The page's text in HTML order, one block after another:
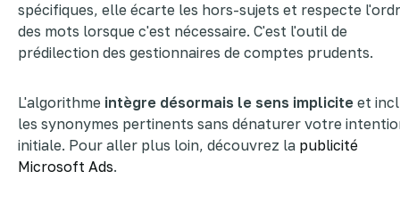
spécifiques, elle écarte les hors-sujets et respecte
des mots lorsque c'est nécessaire. C'est l'outil de
prédilection des gestionnaires de comptes prudents.
L'algorithme intègre désormais le sens implicite et
les synonymes pertinents sans dénaturer votre
initiale. Pour aller plus loin, découvrez la publicité
Microsoft Ads.